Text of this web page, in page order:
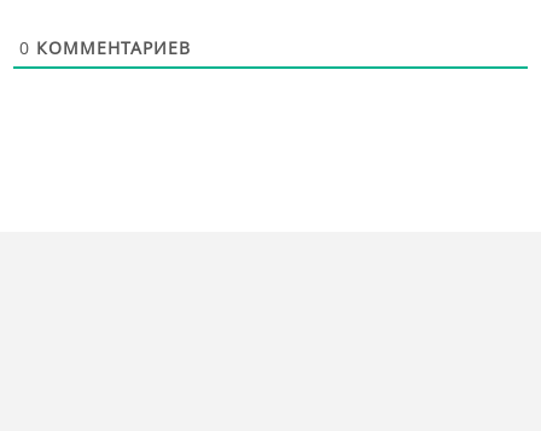
0 КОММЕНТАРИЕВ